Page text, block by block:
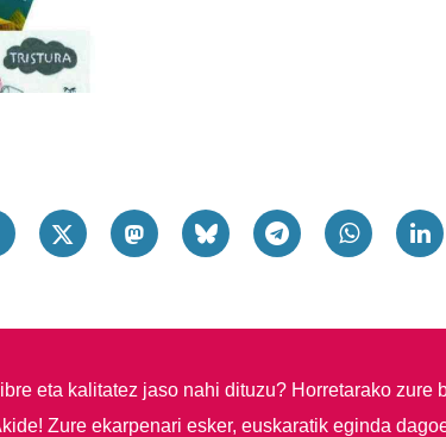
eta kalitatez jaso nahi dituzu? Horretarako zure
Zure ekarpenari esker, euskaratik eginda